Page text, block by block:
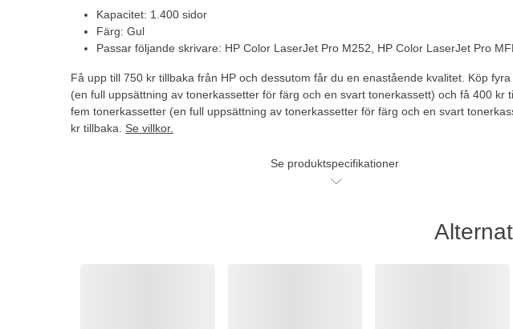
Kapacitet: 1.400 sidor
Färg: Gul
Passar följande skrivare: HP Color LaserJet Pro M252, HP Color LaserJet Pro
Få upp till 750 kr tillbaka från HP och dessutom får du en enastående kvalitet. Köp
(en full uppsättning av tonerkassetter för färg och en svart tonerkassett) och få 400 kr
fem tonerkassetter (en full uppsättning av tonerkassetter för färg och en svart
kr tillbaka. Se villkor.
Se produktspecifikationer